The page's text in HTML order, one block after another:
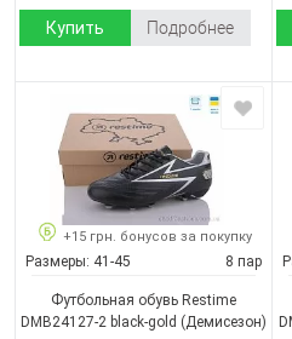
Купить Подробнее
+15 грн. бонусов за покупку
Размеры: 41-45 8 пар
Футбольная обувь Restime
DMB24127-2 black-gold (Демисезон)